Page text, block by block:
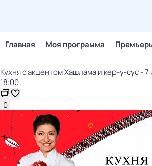
Главная Моя программа
Кухня с акцентом Хашлама и кер-у-сус -
18:00
0